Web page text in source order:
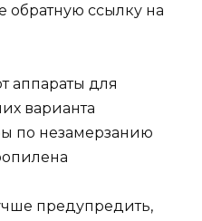
обратную ссылку на
аппараты для
варианта
по незамерзанию
предупредить,